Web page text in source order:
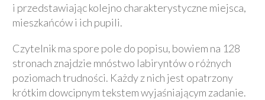
i przedstawiając kolejno charakterystyczne miejsca,
mieszkańców i ich pupili.
Czytelnik ma spore pole do popisu, bowiem na 128
stronach znajdzie mnóstwo labiryntów o różnych
poziomach trudności. Każdy z nich jest opatrzony
krótkim dowcipnym tekstem wyjaśniającym zadanie.